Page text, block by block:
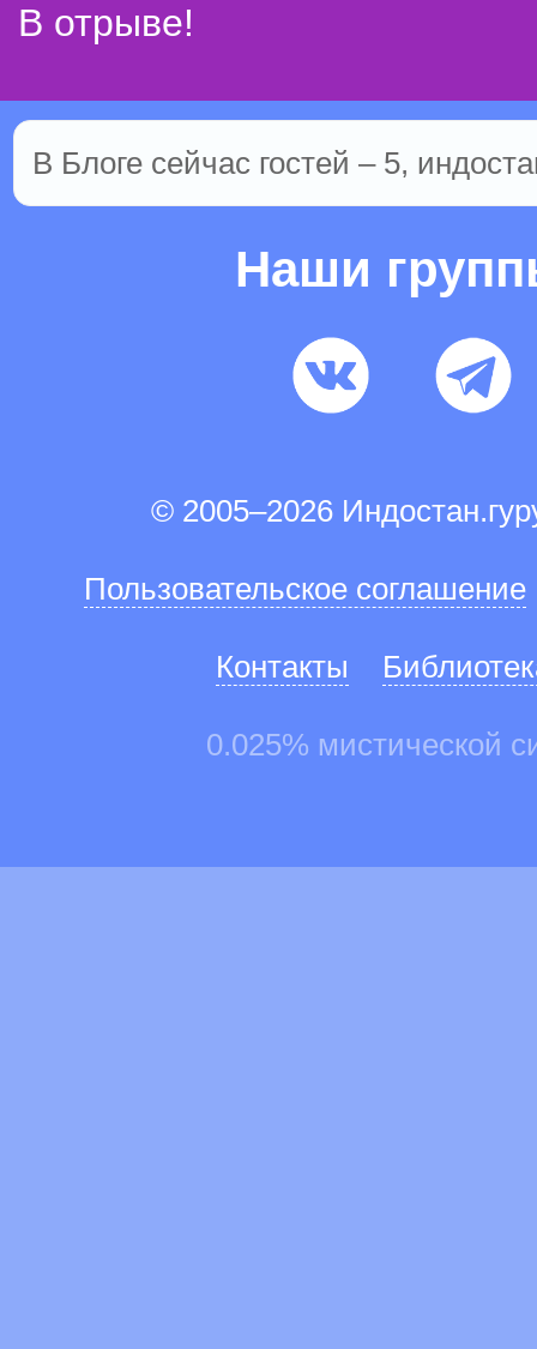
В отрыве!
В Блоге сейчас гостей – 5,
Наши
© 2005–2026
Пользовательское соглашение
Контакты
0.025% мистической